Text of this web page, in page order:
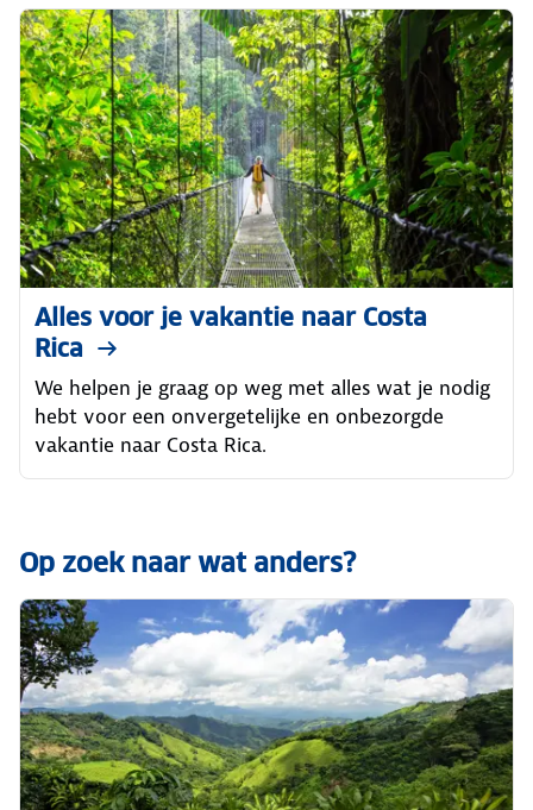
Alles voor je vakantie naar Costa
Rica
We helpen je graag op weg met alles wat je nodig
hebt voor een onvergetelijke en onbezorgde
vakantie naar Costa Rica.
Op zoek naar wat anders?